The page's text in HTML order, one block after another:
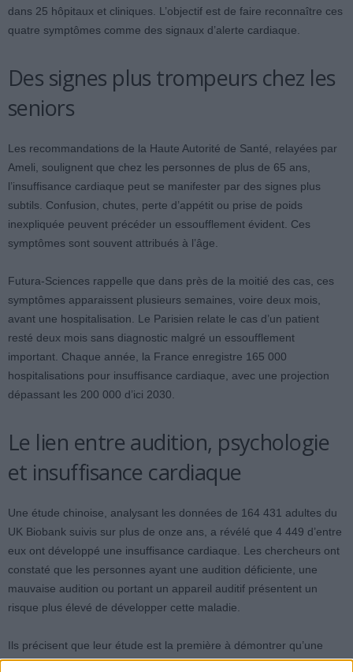
dans 25 hôpitaux et cliniques. L’objectif est de faire reconnaître ces
quatre symptômes comme des signaux d’alerte cardiaque.
Des signes plus trompeurs chez les
seniors
Les recommandations de la Haute Autorité de Santé, relayées par
Ameli, soulignent que chez les personnes de plus de 65 ans,
l’insuffisance cardiaque peut se manifester par des signes plus
subtils. Confusion, chutes, perte d’appétit ou prise de poids
inexpliquée peuvent précéder un essoufflement évident. Ces
symptômes sont souvent attribués à l’âge.
Futura-Sciences rappelle que dans près de la moitié des cas, ces
symptômes apparaissent plusieurs semaines, voire deux mois,
avant une hospitalisation. Le Parisien relate le cas d’un patient
resté deux mois sans diagnostic malgré un essoufflement
important. Chaque année, la France enregistre 165 000
hospitalisations pour insuffisance cardiaque, avec une projection
dépassant les 200 000 d’ici 2030.
Le lien entre audition, psychologie
et insuffisance cardiaque
Une étude chinoise, analysant les données de 164 431 adultes du
UK Biobank suivis sur plus de onze ans, a révélé que 4 449 d’entre
eux ont développé une insuffisance cardiaque. Les chercheurs ont
constaté que les personnes ayant une audition déficiente, une
mauvaise audition ou portant un appareil auditif présentent un
risque plus élevé de développer cette maladie.
Ils précisent que leur étude est la première à démontrer qu’une
mauvaise capacité auditive est significativement associée à un